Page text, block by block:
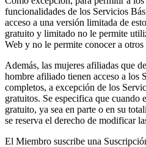
funcionalidades de los Servicios
acceso a una versión limitada de
gratuito y limitado no le permite
Web y no le permite conocer a
Además, las mujeres afiliadas que
hombre afiliado tienen acceso a los
completos, a excepción de los
gratuitos. Se especifica que cuando
gratuito, ya sea en parte o en su
se reserva el derecho de modificar
El Miembro suscribe una